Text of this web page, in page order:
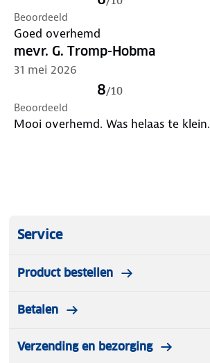
Beoordeeld
Goed overhemd
mevr. G. Tromp-Hobma
31 mei 2026
8/10
Beoordeeld
Mooi overhemd. Was helaas te klein.
Service
Product bestellen
Betalen
Verzending en bezorging